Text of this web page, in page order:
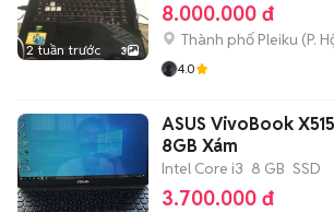
2 tuần trước 3
8.000.000 đ
Thành phố Pleiku (P.
4.0
ASUS VivoBook
8GB Xám
Intel Core i3 8 GB SSD
3.700.000 đ